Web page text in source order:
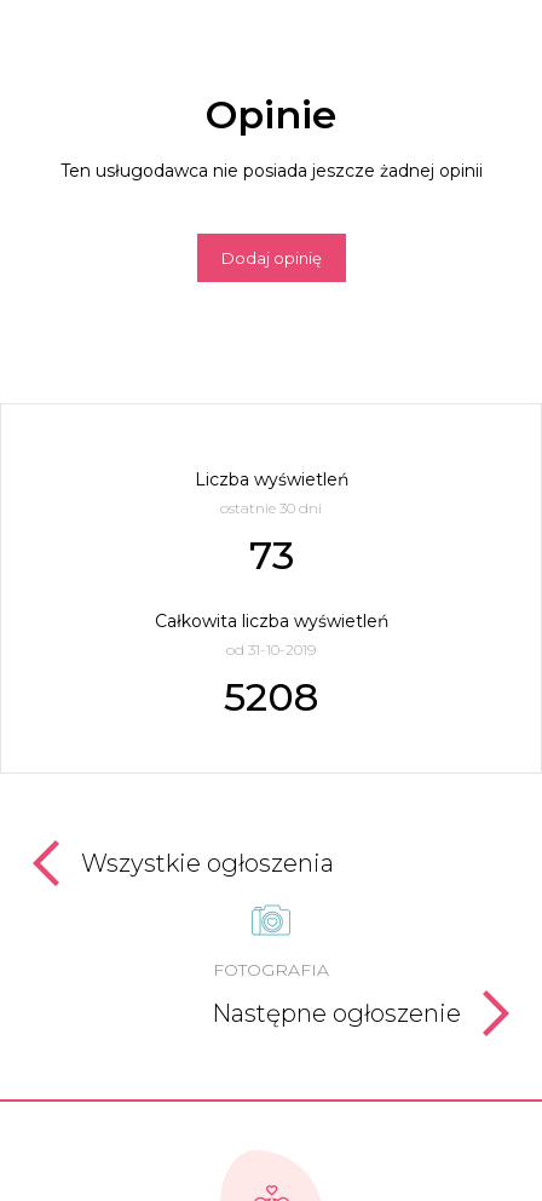
Opinie
Ten usługodawca nie posiada jeszcze żadnej opinii
Dodaj opinię
Liczba wyświetleń
ostatnie 30 dni
73
Całkowita liczba wyświetleń
od 31-10-2019
5208
Wszystkie ogłoszenia
FOTOGRAFIA
Następne ogłoszenie